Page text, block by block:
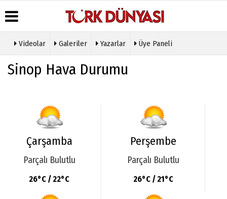
Haber
Arşivi
Günün
Haberleri
Durumu
Galeri
Etkinlikler
Videolar Galeriler Yazarlar Üye Paneli
Sinop Hava Durumu
Çarşamba
Parçalı Bulutlu
26°C / 22°C
Perşembe
Parçalı Bulutlu
26°C / 21°C